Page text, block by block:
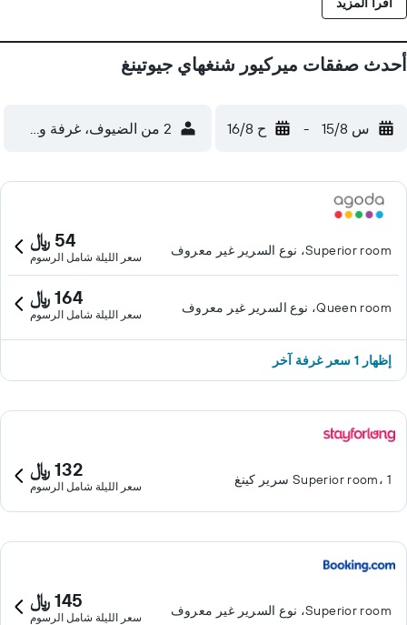
لونغهوا و14 كم عن محطة شانغهاى ساوث. يقع مطار هونغكياو
شنغهاي الدولي على بُعد 6 كم من مكان الإقامة.
أحدث صفقات ميركيور شنغهاي جيوتينغ
س 15/8 - ح 16/8 2 من الضيوف، غرفة واحدة
Superior room، نوع السرير غير معروف 54 ﷼
سعر الليلة شامل الرسوم
Queen room، نوع السرير غير معروف 164 ﷼
سعر الليلة شامل الرسوم
إظهار 1 سعر غرفة آخر
Superior room، 1 سرير كينغ 132 ﷼
سعر الليلة شامل الرسوم
Superior room، نوع السرير غير معروف 145 ﷼
سعر الليلة شامل الرسوم